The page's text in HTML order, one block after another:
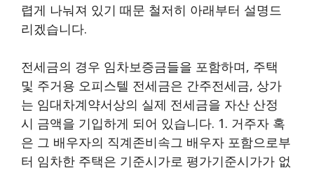
렵게 나눠져 있기 때문 철저히 아래부터 설명드
리겠습니다.
전세금의 경우 임차보증금들을 포함하며, 주택
및 주거용 오피스텔 전세금은 간주전세금, 상가
는 임대차계약서상의 실제 전세금을 자산 산정
시 금액을 기입하게 되어 있습니다. 1. 거주자 혹
은 그 배우자의 직계존비속그 배우자 포함으로부
터 임차한 주택은 기준시가로 평가기준시가가 없